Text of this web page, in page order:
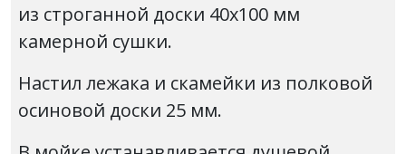
из строганной доски 40х100 мм
камерной сушки.
Настил лежака и скамейки из полковой
осиновой доски 25 мм.